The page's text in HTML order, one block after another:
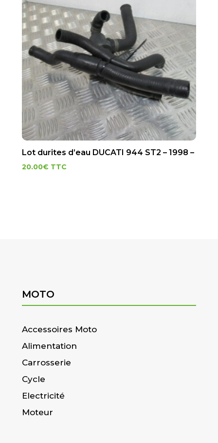
Lot durites d’eau DUCATI 944 ST2 – 1998 –
20.00€ TTC
MOTO
Accessoires Moto
Alimentation
Carrosserie
Cycle
Electricité
Moteur